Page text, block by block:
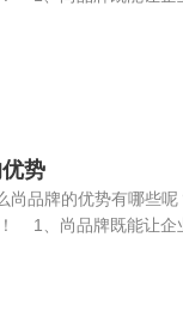
势
品牌的优势有哪些
1、尚品牌既能让企